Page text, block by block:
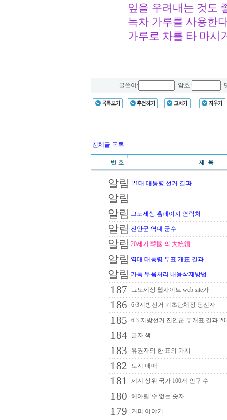
잎을 우려내는 것도
녹차 가루를 사용한
가루로 차를 타 마시
글쓴이: 암호:
전체글 목록
알림 21대 대통령 선거 결과
알림
알림 그도세상 홈페이지 연락처
알림 진안군 역대 군수
알림 20세기 韓國 의 大統領
알림 역대 대통령 투표 개표 결과
알림 카톡 무음처리 내용삭제방법
187 그도세상 웹사이트 web site가
186 6·3지방선거 기초단체장 당선자
185 6 3 지방선거 진안군 투개표 결과
184 글자 색
183 유권자의 한 표의 가치
182 토지 매매
181 세계 상위 국가 100개 인구 수
180 헤아릴 수 없는 숫자
179 커피 이야기